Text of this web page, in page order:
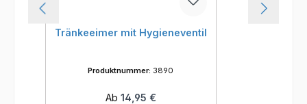
Tränkeeimer mit Hygieneventil
Produktnummer: 3890
Regulärer Preis:
Ab 14,95 €